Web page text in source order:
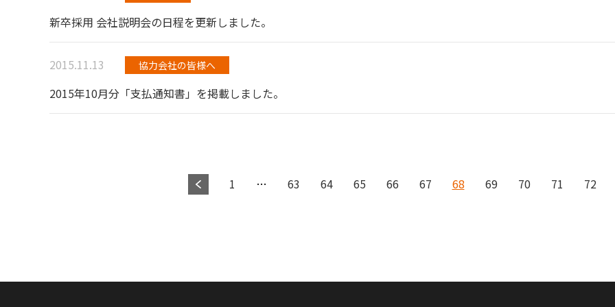
新卒採用 会社説明会の日程を更新しました。
2015.11.13 協力会社の皆様へ
2015年10月分「支払通知書」を掲載しました。
1 … 63 64 65 66 67 68 69 70 71 72